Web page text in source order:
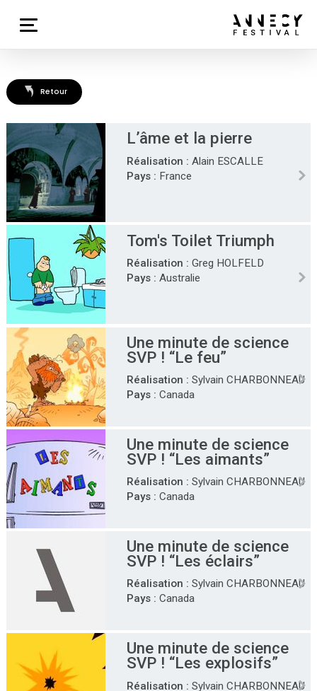
Retour
L’âme et la pierre
Réalisation :Alain ESCALLE
Pays : France
Tom's Toilet Triumph
Réalisation :Greg HOLFELD
Pays : Australie
Une minute de science
SVP ! “Le feu”
Réalisation :Sylvain CHARBONNEAU
Pays : Canada
Une minute de science
SVP ! “Les aimants”
Réalisation :Sylvain CHARBONNEAU
Pays : Canada
Une minute de science
SVP ! “Les éclairs”
Réalisation :Sylvain CHARBONNEAU
Pays : Canada
Une minute de science
SVP ! “Les explosifs”
Réalisation :Sylvain CHARBONNEAU